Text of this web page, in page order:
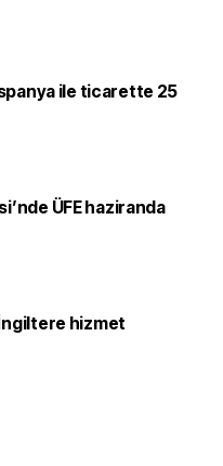
ile ticarette 25
ÜFE haziranda
hizmet